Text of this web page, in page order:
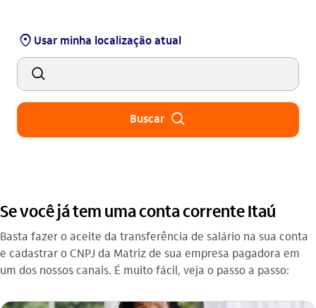
agencia_outline Usar minha localização atual
busca_outline
Buscar busca_outline
Se você já tem uma conta corrente Itaú
Basta fazer o aceite da transferência de salário na sua conta
e cadastrar o CNPJ da Matriz de sua empresa pagadora em
um dos nossos canais. É muito fácil, veja o passo a passo: